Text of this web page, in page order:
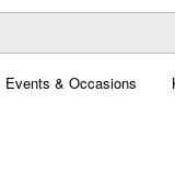
Events & Occasions